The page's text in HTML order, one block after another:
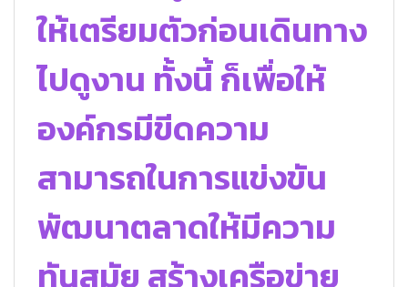
ให้เตรียมตัวก่อนเดินทาง
ไปดูงาน ทั้งนี้ ก็เพื่อให้
องค์กรมีขีดความ
สามารถในการแข่งขัน
พัฒนาตลาดให้มีความ
ทันสมัย สร้างเครือข่าย